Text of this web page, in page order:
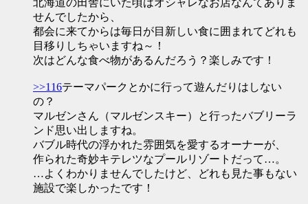
北海道の田舎にいた頃はオシャレなお店なんてありま
せんでしたから、
都会に来てからは毎日が目新しい食に囲まれてどれも
目移りしちゃいますね～！
次はどんな食べ物があるんだろう？楽しみです！
>>116テーマパークとかに行って遊んだりはしない
の？
マルゼンさん（マルゼンスキー）と行ったバブリーラ
ンド思い出しますね。
バブル時代の浮かれた雰囲気を愛するオーナーが、
作られた奇妙キテレツなプールリゾートだって…。
…よくわかりませんでしたけど、どれも見た事もない
施設で楽しかったです！